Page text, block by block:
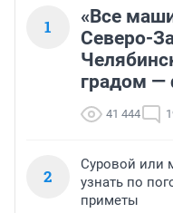
1
«Все
Северо-
градом —
41 444
2
Суровой или
узнать по
приметы